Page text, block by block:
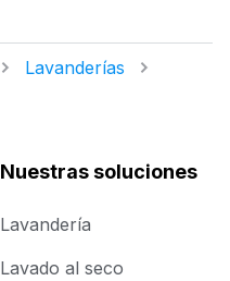
Lavanderías
Nuestras soluciones
Lavandería
Lavado al seco